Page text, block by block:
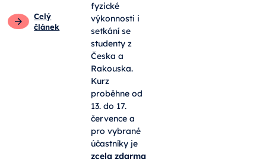
Celý
článek
fyzické
výkonnosti i
setkání se
studenty z
Česka a
Rakouska.
Kurz
proběhne od
13. do 17.
července a
pro vybrané
účastníky je
zcela zdarma